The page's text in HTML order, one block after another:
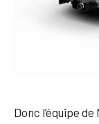
Donc l’équipe